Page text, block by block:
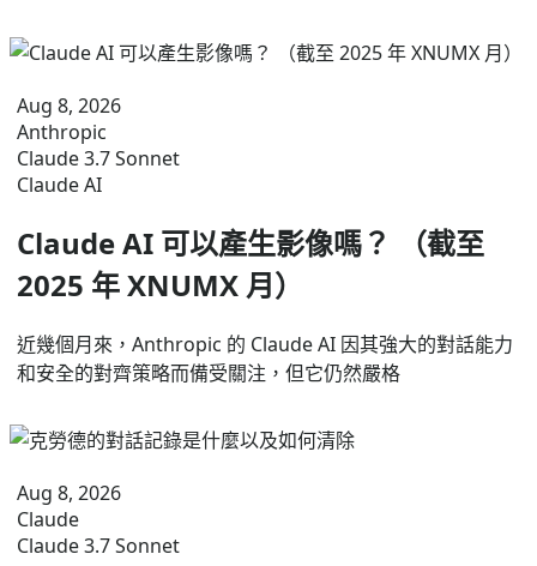
Aug 8, 2026
Anthropic
Claude 3.7 Sonnet
Claude AI
Claude AI 可以產生影像嗎？ （截至
2025 年 XNUMX 月）
近幾個月來，Anthropic 的 Claude AI 因其強大的對話能力
和安全的對齊策略而備受關注，但它仍然嚴格
Aug 8, 2026
Claude
Claude 3.7 Sonnet